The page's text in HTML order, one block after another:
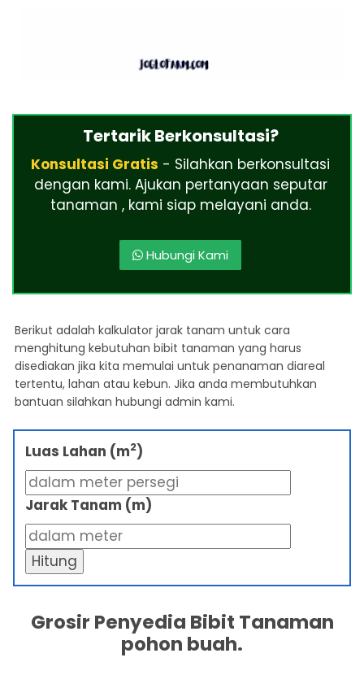
Tertarik Berkonsultasi?
Konsultasi Gratis - Silahkan berkonsultasi
dengan kami. Ajukan pertanyaan seputar
tanaman , kami siap melayani anda.
Hubungi Kami
Berikut adalah kalkulator jarak tanam untuk cara
menghitung kebutuhan bibit tanaman yang harus
disediakan jika kita memulai untuk penanaman diareal
tertentu, lahan atau kebun. Jika anda membutuhkan
bantuan silahkan hubungi admin kami.
Luas Lahan (m2)
Jarak Tanam (m)
Hitung
Grosir Penyedia Bibit Tanaman
pohon buah.